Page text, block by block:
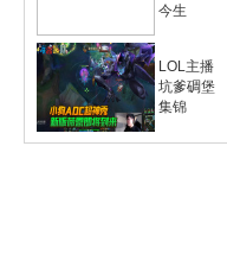
今生
LOL主播
坑爹碉堡
集锦